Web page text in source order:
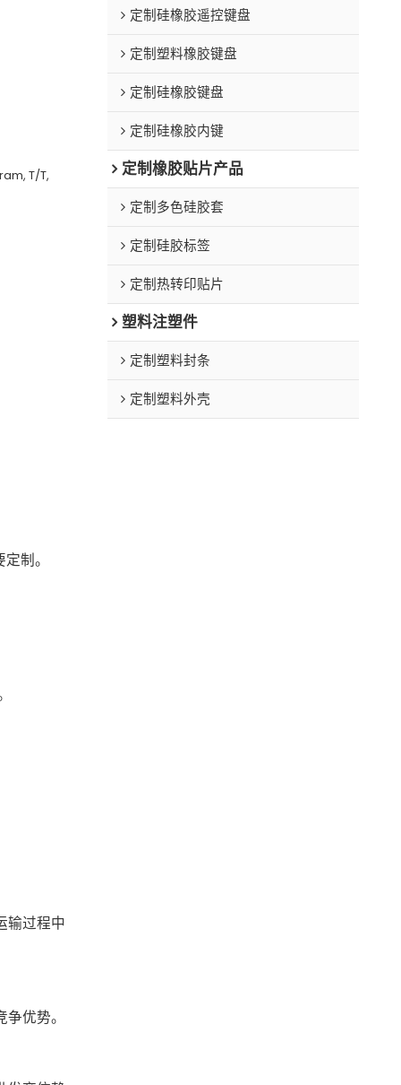
T/T,
制。
输过程中
优势。
定制硅橡胶遥控键盘
定制塑料橡胶键盘
定制硅橡胶键盘
定制硅橡胶内键
定制橡胶贴片产品
定制多色硅胶套
定制硅胶标签
定制热转印贴片
塑料注塑件
定制塑料封条
定制塑料外壳